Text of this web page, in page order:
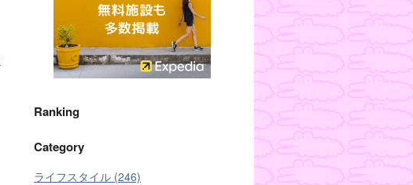
Ranking
Category
ライフスタイル (246)